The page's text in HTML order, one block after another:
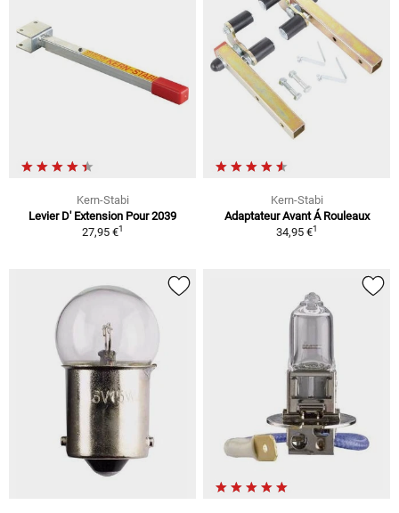
Kern-Stabi
Levier D' Extension Pour 2039
27,95 €1
Kern-Stabi
Adaptateur Avant Á Rouleaux
34,95 €1